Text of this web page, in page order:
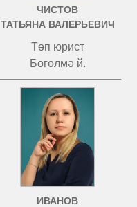
ЧИСТОВ
ТАТЬЯНА ВАЛЕРЬЕВИЧ
Төп юрист
Бөгөлмә й.
ИВАНОВ